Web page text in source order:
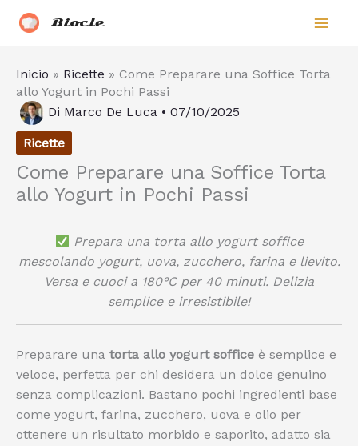
Biocle
Inicio » Ricette » Come Preparare una Soffice Torta
allo Yogurt in Pochi Passi
Di Marco De Luca • 07/10/2025
Ricette
Come Preparare una Soffice Torta
allo Yogurt in Pochi Passi
Prepara una torta allo yogurt soffice
mescolando yogurt, uova, zucchero, farina e lievito.
Versa e cuoci a 180°C per 40 minuti. Delizia
semplice e irresistibile!
Preparare una torta allo yogurt soffice è semplice e
veloce, perfetta per chi desidera un dolce genuino
senza complicazioni. Bastano pochi ingredienti base
come yogurt, farina, zucchero, uova e olio per
ottenere un risultato morbido e saporito, adatto sia